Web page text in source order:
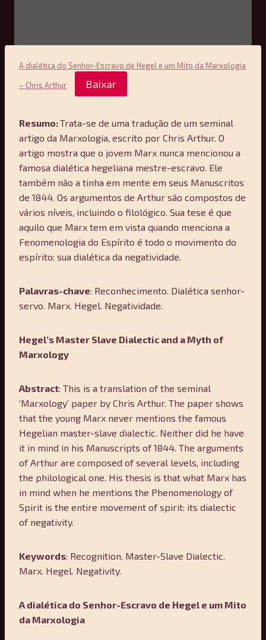
A dialética do Senhor-Escravo de Hegel e um Mito da Marxologia
– Chris Arthur Baixar
Resumo:Trata-se de uma tradução de um seminal
artigo da Marxologia, escrito por Chris Arthur. O
artigo mostra que o jovem Marx nunca mencionou a
famosa dialética hegeliana mestre-escravo. Ele
também não a tinha em mente em seus Manuscritos
de 1844. Os argumentos de Arthur são compostos de
vários níveis, incluindo o filológico. Sua tese é que
aquilo que Marx tem em vista quando menciona a
Fenomenologia do Espírito é todo o movimento do
espírito: sua dialética da negatividade.
Palavras-chave: Reconhecimento. Dialética senhor-
servo. Marx. Hegel. Negatividade.
Hegel’s Master Slave Dialectic and a Myth of
Marxology
Abstract: This is a translation of the seminal
‘Marxology’ paper by Chris Arthur. The paper shows
that the young Marx never mentions the famous
Hegelian master-slave dialectic. Neither did he have
it in mind in his Manuscripts of 1844. The arguments
of Arthur are composed of several levels, including
the philological one. His thesis is that what Marx has
in mind when he mentions the Phenomenology of
Spirit is the entire movement of spirit: its dialectic
of negativity.
Keywords: Recognition. Master-Slave Dialectic.
Marx. Hegel. Negativity.
A dialética do Senhor-Escravo de Hegel e um Mito
da Marxologia